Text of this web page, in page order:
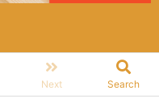
Next Search